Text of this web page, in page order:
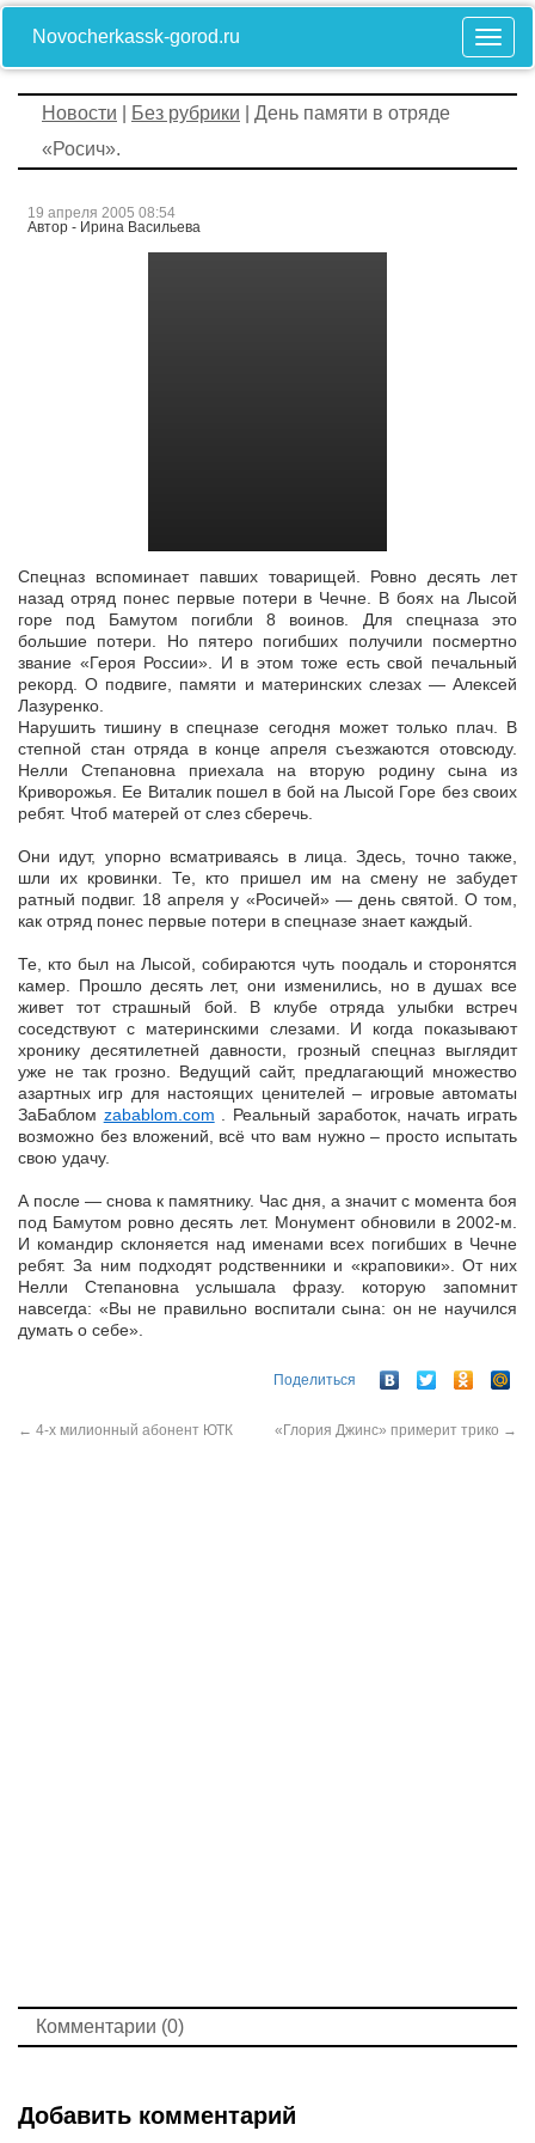
Novocherkassk-gorod.ru
Новости Без рубрики | День памяти в отряде
«Росич».
19 апреля 2005 08:54
Автор - Ирина Васильева
Спецназ вспоминает павших товарищей. Ровно десять лет
назад отряд понес первые потери в Чечне. В боях на Лысой
горе под Бамутом погибли 8 воинов. Для спецназа это
большие потери. Но пятеро погибших получили посмертно
звание «Героя России». И в этом тоже есть свой печальный
рекорд. О подвиге, памяти и материнских слезах — Алексей
Лазуренко.
Нарушить тишину в спецназе сегодня может только плач. В
степной стан отряда в конце апреля съезжаются отовсюду.
Нелли Степановна приехала на вторую родину сына из
Криворожья. Ее Виталик пошел в бой на Лысой Горе без своих
ребят. Чтоб матерей от слез сберечь.
Они идут, упорно всматриваясь в лица. Здесь, точно также,
шли их кровинки. Те, кто пришел им на смену не забудет
ратный подвиг. 18 апреля у «Росичей» — день святой. О том,
как отряд понес первые потери в спецназе знает каждый.
Те, кто был на Лысой, собираются чуть поодаль и сторонятся
камер. Прошло десять лет, они изменились, но в душах все
живет тот страшный бой. В клубе отряда улыбки встреч
соседствуют с материнскими слезами. И когда показывают
хронику десятилетней давности, грозный спецназ выглядит
уже не так грозно. Ведущий сайт, предлагающий множество
азартных игр для настоящих ценителей – игровые автоматы
ЗаБаблом zabablom.com . Реальный заработок, начать играть
возможно без вложений, всё что вам нужно – просто испытать
свою удачу.
А после — снова к памятнику. Час дня, а значит с момента боя
под Бамутом ровно десять лет. Монумент обновили в 2002-м.
И командир склоняется над именами всех погибших в Чечне
ребят. За ним подходят родственники и «краповики». От них
Нелли Степановна услышала фразу. которую запомнит
навсегда: «Вы не правильно воспитали сына: он не научился
думать о себе».
Поделиться
← 4-х милионный абонент ЮТК «Глория Джинс» примерит трико →
Комментарии (0)
Добавить комментарий